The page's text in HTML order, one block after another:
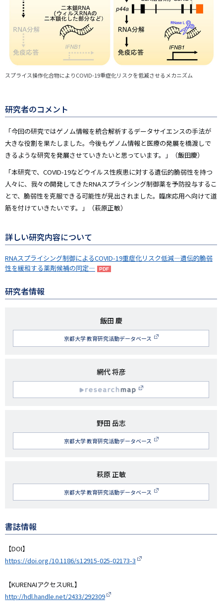
スプライス操作化合物によりCOVID-19重症化リスクを低減させるメカニズム
研究者のコメント
「今回の研究ではゲノム情報を統合解析するデータサイエンスの手法が
大きな役割を果たしました。今後もゲノム情報と医療の発展を橋渡しで
きるような研究を発展させていきたいと思っています。」（飯田慶）
「本研究で、COVID-19などウイルス性疾患に対する遺伝的脆弱性を持つ
人々に、我々の開発してきたRNAスプライシング制御薬を予防投与するこ
とで、脆弱性を克服できる可能性が見出されました。臨床応用へ向けて道
筋を付けていきたいです。」（萩原正敏）
詳しい研究内容について
RNAスプライシング制御によるCOVID-19重症化リスク低減―遺伝的脆弱
性を緩和する薬剤候補の同定―
研究者情報
研
究
者
飯田 慶
京都大学 教育研究活動データベース
研
究
者
網代 将彦
研
究
者
野田 岳志
京都大学 教育研究活動データベース
研
究
者
萩原 正敏
京都大学 教育研究活動データベース
書誌情報
【DOI】
https://doi.org/10.1186/s12915-025-02173-3
【KURENAIアクセスURL】
http://hdl.handle.net/2433/292309